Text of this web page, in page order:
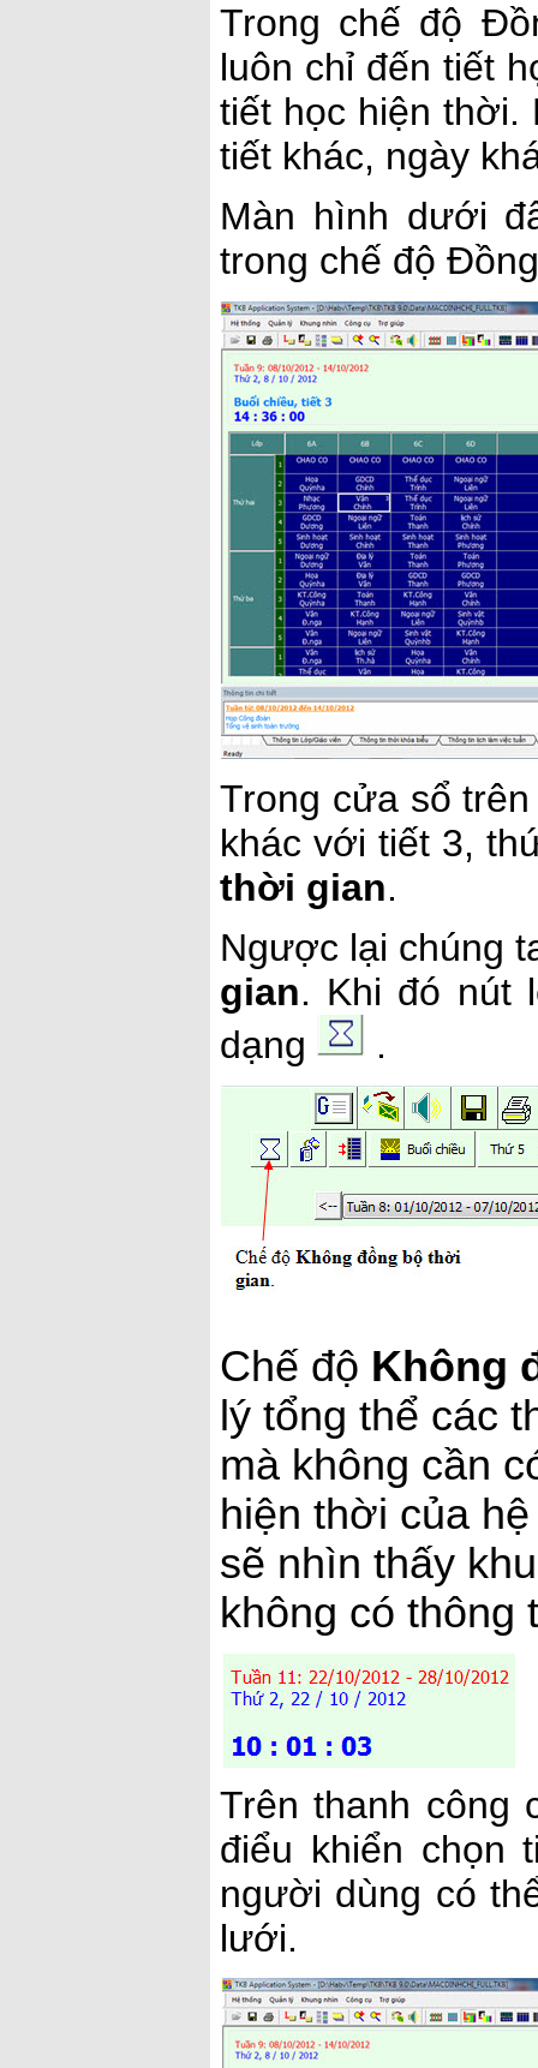
Trong chế độ
luôn chỉ đến tiết
tiết học hiện thời.
tiết khác, ngày
Màn hình dưới
trong chế độ
Trong cửa sổ
khác với tiết 3,
thời gian.
Ngược lại chúng
gian. Khi đó nút
dạng
.
Chế độ Không
lý tổng thể các
mà không cần
hiện thời của
sẽ nhìn thấy
không có thông
Trên thanh công
điểu khiển chọn
người dùng có
lưới.